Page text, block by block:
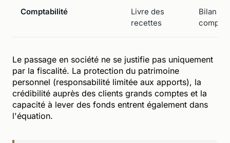
Comptabilité
Livre des
recettes
Bilan
complet
Le passage en société ne se justifie pas uniquement
par la fiscalité. La protection du patrimoine
personnel (responsabilité limitée aux apports), la
crédibilité auprès des clients grands comptes et la
capacité à lever des fonds entrent également dans
l'équation.